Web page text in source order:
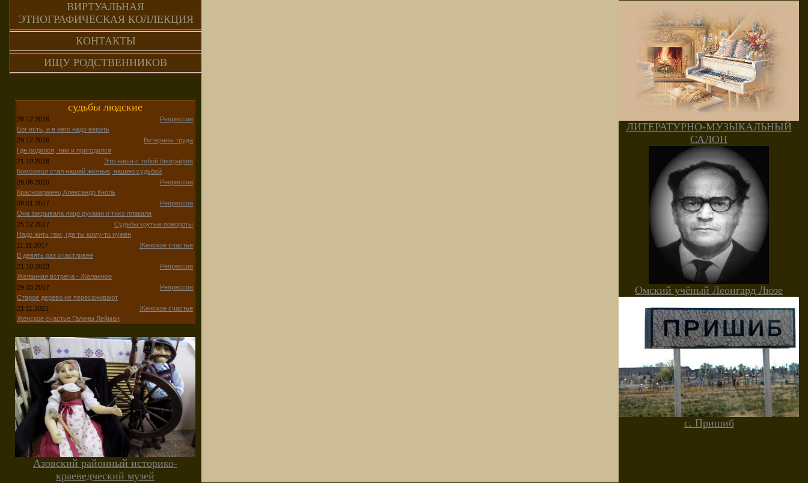
ВИРТУАЛЬНАЯ
ЭТНОГРАФИЧЕСКАЯ КОЛЛЕКЦИЯ
КОНТАКТЫ
ИЩУ РОДСТВЕННИКОВ
судьбы людские
28.12.2016
Репрессии
Бог есть, и в него надо верить
29.12.2016
Ветераны труда
Где родился, там и пригодился
21.10.2018
Это наша с тобой биография
Комсомол стал нашей жизнью, нашею судьбой
26.06.2020
Репрессии
Красноармеец Александр Кноль
08.01.2017
Репрессии
Она закрывала лицо руками и тихо плакала
25.12.2017
Судьбы крутые повороты
Надо жить там, где ты кому-то нужен
11.11.2017
Женское счастье
В девять раз счастливее
21.10.2023
Репрессии
Желанная встреча - Желанное
29.03.2017
Репрессии
Старое дерево не пересаживают
21.11.2021
Женское счастье
Женское счастье Галины Лейман
Азовский районный историко-
краеведческий музей
ЛИТЕРАТУРНО-МУЗЫКАЛЬНЫЙ
САЛОН
Омский учёный Леонгард Люзе
с. Пришиб